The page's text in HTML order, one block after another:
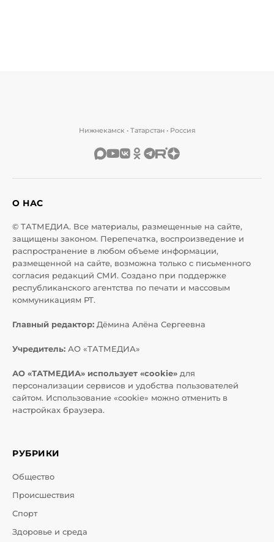
Нижнекамск • Татарстан • Россия
О НАС
© ТАТМЕДИА. Все материалы, размещенные на сайте,
защищены законом. Перепечатка, воспроизведение и
распространение в любом объеме информации,
размещенной на сайте, возможна только с письменного
согласия редакций СМИ. Создано при поддержке
республиканского агентства по печати и массовым
коммуникациям РТ.
Главный редактор: Дёмина Алёна Сергеевна
Учредитель: АО «ТАТМЕДИА»
АО «ТАТМЕДИА» использует «cookie» для
персонализации сервисов и удобства пользователей
сайтом. Использование «cookie» можно отменить в
настройках браузера.
РУБРИКИ
Общество
Происшествия
Спорт
Здоровье и среда